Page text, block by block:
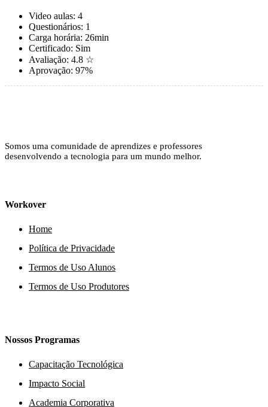
Video aulas: 4
Questionários: 1
Carga horária: 26min
Certificado: Sim
Avaliação: 4.8 ☆
Aprovação: 97%
Somos uma comunidade de aprendizes e professores
desenvolvendo a tecnologia para um mundo melhor.
Workover
Home
Política de Privacidade
Termos de Uso Alunos
Termos de Uso Produtores
Nossos Programas
Capacitação Tecnológica
Impacto Social
Academia Corporativa